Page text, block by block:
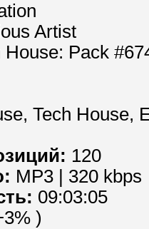
Artist
House: Pack
Tech House,
120
MP3 | 320 kbps
09:03:05
)